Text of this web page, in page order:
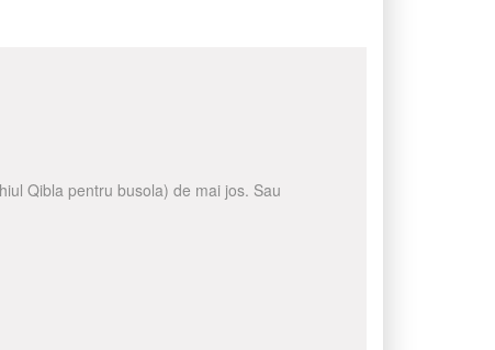
Qibla pentru busola) de mai jos. Sau